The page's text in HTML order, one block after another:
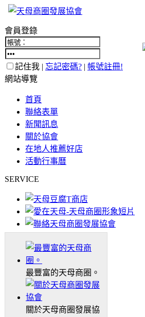
會員登錄
記住我 | 忘記密碼? | 帳號註冊!
網站導覽
首頁
聯絡表單
新聞訊息
關於協會
在地人推薦好店
活動行事曆
SERVICE
最豐富的天母商圈。
關於天母商圈發展協